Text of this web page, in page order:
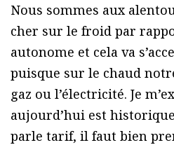
Nous sommes aux
cher sur le froid par
autonome et cela va
puisque sur le chaud
gaz ou l’électricité. Je
aujourd’hui est
parle tarif, il faut bien